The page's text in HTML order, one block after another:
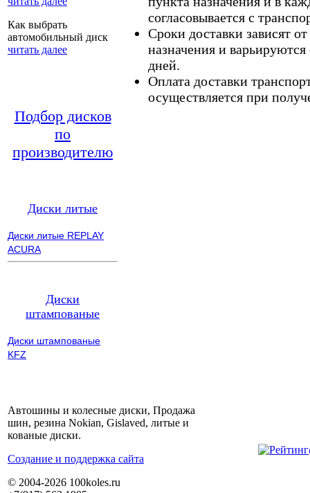
Как выбрать
автомобильный диск
читать далее
Подбор дисков
по
производителю
Диски литые
Диски литые REPLAY
ACURA
Диски
штампованые
Диски штампованые
KFZ
согласовывается с
Сроки доставки зависят
назначения и
дней.
Оплата доставки
осуществляется при
Автошины и колесные диски, Продажа
шин, резина Nokian, Gislaved, литые и
кованые диски.
Cоздание и поддержка сайта
© 2004-2026 100koles.ru